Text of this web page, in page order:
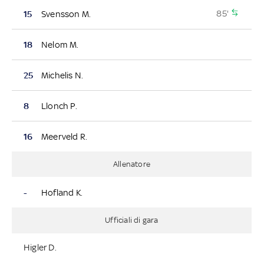
15 Svensson M. 85'
18 Nelom M.
25 Michelis N.
8 Llonch P.
16 Meerveld R.
Allenatore
- Hofland K.
Ufficiali di gara
Higler D.